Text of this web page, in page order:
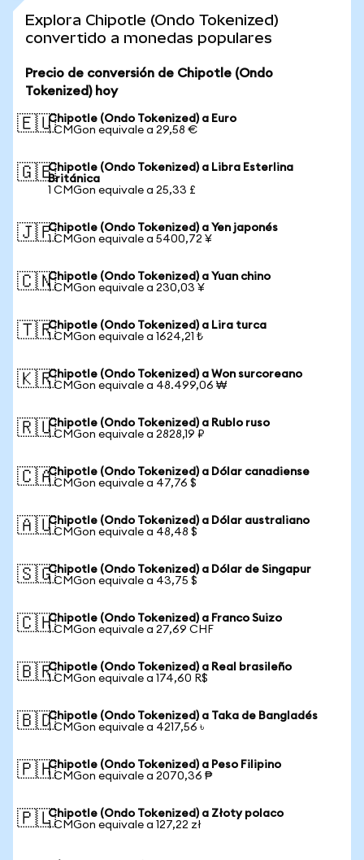
Explora Chipotle (Ondo Tokenized)
convertido a monedas populares
Precio de conversión de Chipotle (Ondo
Tokenized) hoy
🇪🇺Chipotle (Ondo Tokenized) a Euro
1 CMGon equivale a 29,58 €
🇬🇧Chipotle (Ondo Tokenized) a Libra Esterlina
Británica
1 CMGon equivale a 25,33 £
🇯🇵Chipotle (Ondo Tokenized) a Yen japonés
1 CMGon equivale a 5400,72 ¥
🇨🇳Chipotle (Ondo Tokenized) a Yuan chino
1 CMGon equivale a 230,03 ¥
🇹🇷Chipotle (Ondo Tokenized) a Lira turca
1 CMGon equivale a 1624,21 ₺
🇰🇷Chipotle (Ondo Tokenized) a Won surcoreano
1 CMGon equivale a 48.499,06 ₩
🇷🇺Chipotle (Ondo Tokenized) a Rublo ruso
1 CMGon equivale a 2828,19 ₽
🇨🇦Chipotle (Ondo Tokenized) a Dólar canadiense
1 CMGon equivale a 47,76 $
🇦🇺Chipotle (Ondo Tokenized) a Dólar australiano
1 CMGon equivale a 48,48 $
🇸🇬Chipotle (Ondo Tokenized) a Dólar de Singapur
1 CMGon equivale a 43,75 $
🇨🇭Chipotle (Ondo Tokenized) a Franco Suizo
1 CMGon equivale a 27,69 CHF
🇧🇷Chipotle (Ondo Tokenized) a Real brasileño
1 CMGon equivale a 174,60 R$
🇧🇩Chipotle (Ondo Tokenized) a Taka de Bangladés
1 CMGon equivale a 4217,56 ৳
🇵🇭Chipotle (Ondo Tokenized) a Peso Filipino
1 CMGon equivale a 2070,36 ₱
🇵🇱Chipotle (Ondo Tokenized) a Złoty polaco
1 CMGon equivale a 127,22 zł